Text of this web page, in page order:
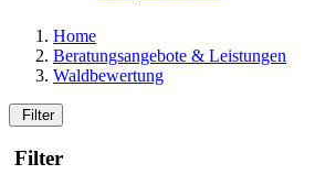
Home
Beratungsangebote & Leistungen
Waldbewertung
Filter
Filter